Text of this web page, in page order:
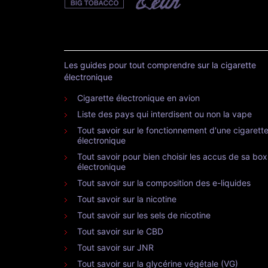
Les guides pour tout comprendre sur la cigarette
électronique
Cigarette électronique en avion
Liste des pays qui interdisent ou non la vape
Tout savoir sur le fonctionnement d'une cigarette
électronique
Tout savoir pour bien choisir les accus de sa box
électronique
Tout savoir sur la composition des e-liquides
Tout savoir sur la nicotine
Tout savoir sur les sels de nicotine
Tout savoir sur le CBD
Tout savoir sur JNR
Tout savoir sur la glycérine végétale (VG)